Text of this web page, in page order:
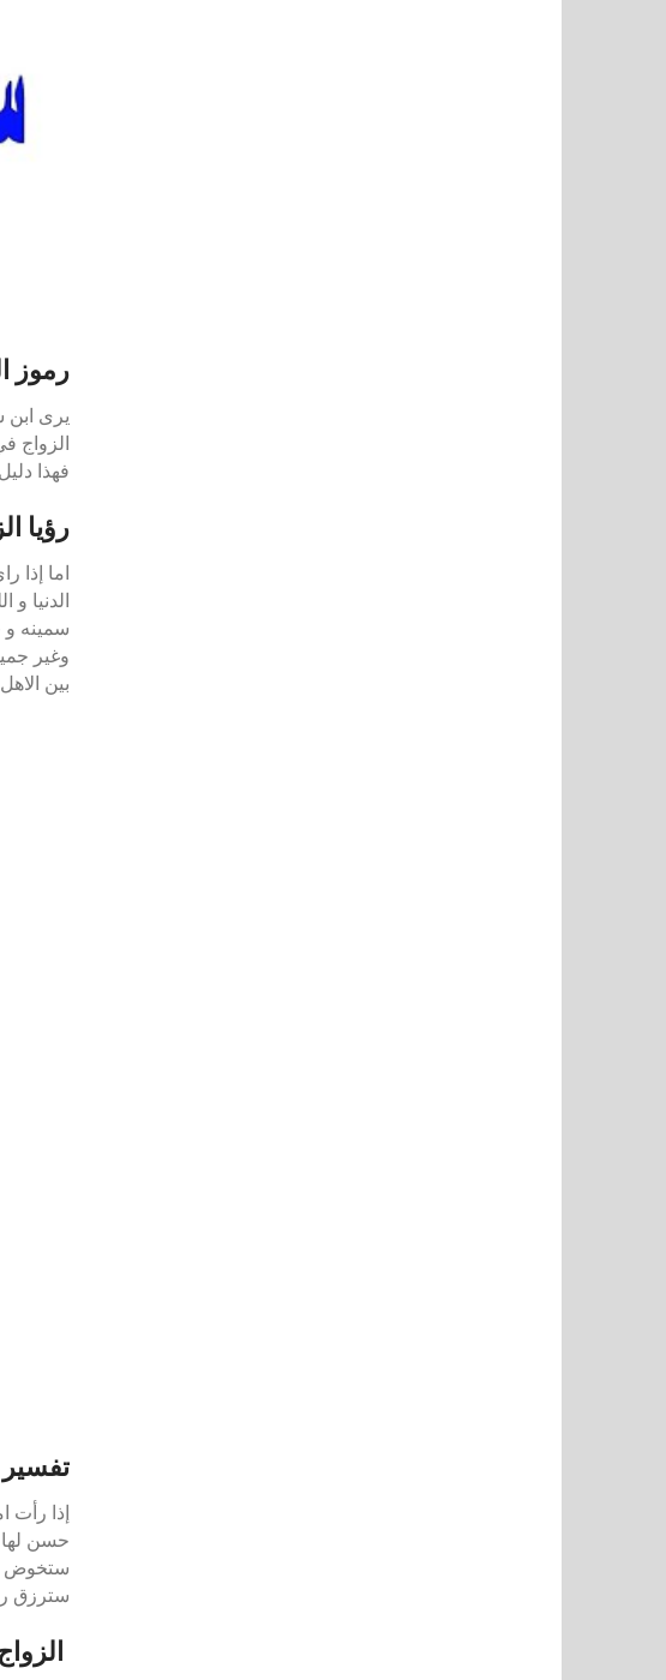
رموز
يرى ابن
الزواج
فهذا
رؤيا
اما إذا
الدنيا و
سمينه و
وغير
بين
تفسير
إذا رأت
حسن لها
ستخوض
سترزق